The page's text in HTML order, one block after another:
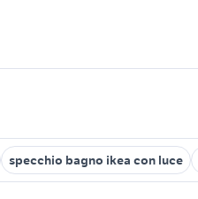
specchio bagno ikea con luce